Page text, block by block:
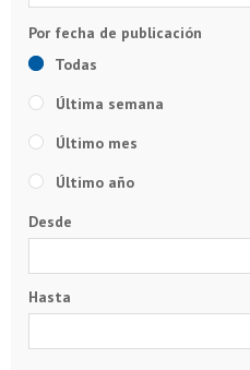
Todas
Última semana
Último mes
Último año
Desde
Hasta